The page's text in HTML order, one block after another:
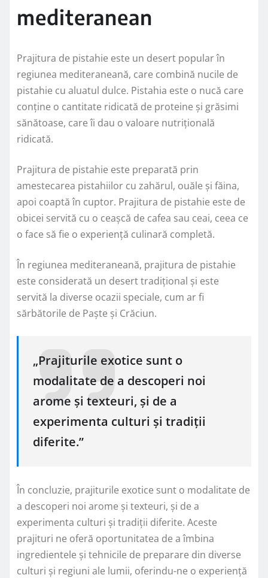
mediteranean
Prajitura de pistahie este un desert popular în
regiunea mediteraneană, care combină nucile de
pistahie cu aluatul dulce. Pistahia este o nucă care
conține o cantitate ridicată de proteine și grăsimi
sănătoase, care îi dau o valoare nutrițională
ridicată.
Prajitura de pistahie este preparată prin
amestecarea pistahiilor cu zahărul, ouăle și făina,
apoi coaptă în cuptor. Prajitura de pistahie este de
obicei servită cu o ceașcă de cafea sau ceai, ceea ce
o face să fie o experiență culinară completă.
În regiunea mediteraneană, prajitura de pistahie
este considerată un desert tradițional și este
servită la diverse ocazii speciale, cum ar fi
sărbătorile de Paște și Crăciun.
„Prajiturile exotice sunt o
modalitate de a descoperi noi
arome și texteuri, și de a
experimenta culturi și tradiții
diferite.”
În concluzie, prajiturile exotice sunt o modalitate de
a descoperi noi arome și texteuri, și de a
experimenta culturi și tradiții diferite. Aceste
prajituri ne oferă oportunitatea de a îmbina
ingredientele și tehnicile de preparare din diverse
culturi și regiuni ale lumii, oferindu-ne o experiență